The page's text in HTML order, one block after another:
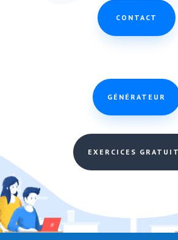
CONTACT
GÉNÉRATEUR
EXERCICES